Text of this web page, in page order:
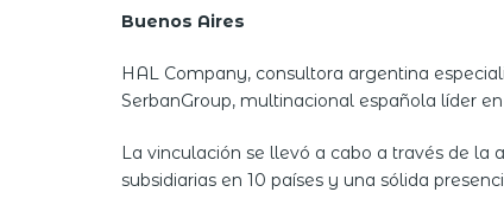
Buenos Aires
HAL Company, consultora argentina
SerbanGroup, multinacional española líder
La vinculación se llevó a cabo a través de la
subsidiarias en 10 países y una sólida